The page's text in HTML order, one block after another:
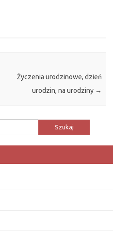
Życzenia urodzinowe, dzień
urodzin, na urodziny →